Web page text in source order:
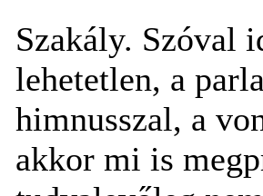
Szakály. Szóval
lehetetlen, a
himnusszal, a
akkor mi is